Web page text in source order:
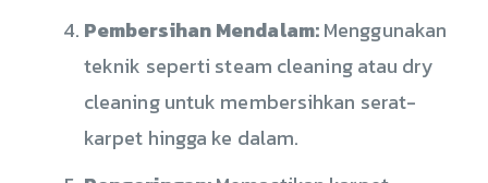
Pembersihan Mendalam:Menggunakan
teknik seperti steam cleaning atau dry
cleaning untuk membersihkan serat-
karpet hingga ke dalam.